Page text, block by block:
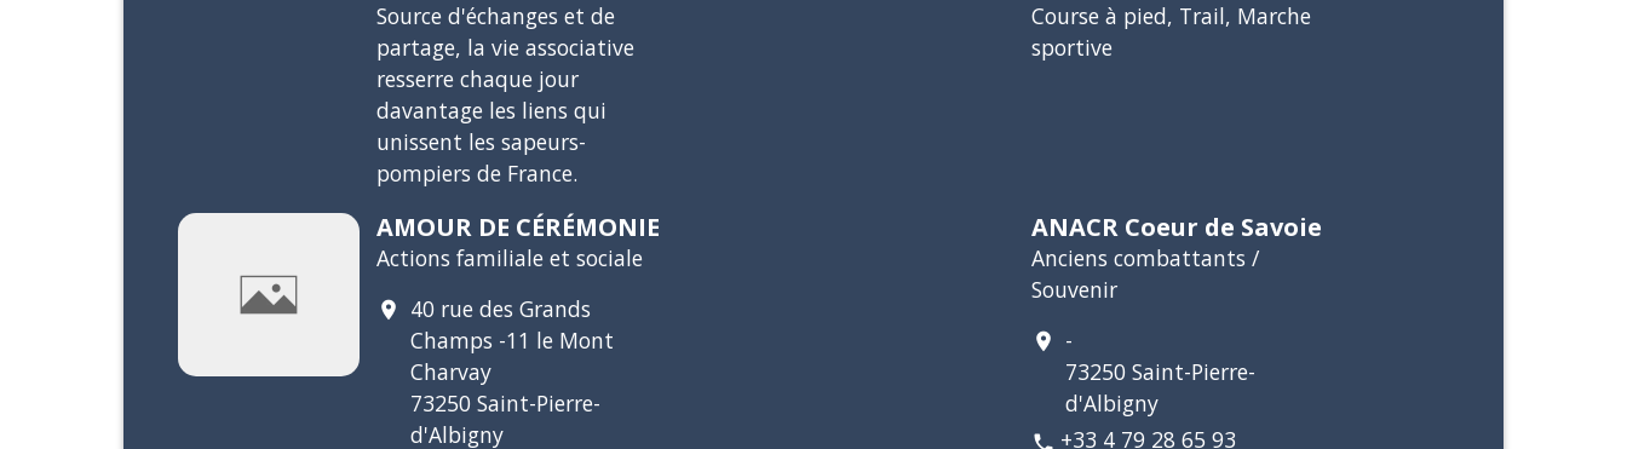
Source d'échanges et de
partage, la vie associative
resserre chaque jour
davantage les liens qui
unissent les sapeurs-
pompiers de France.
Course à pied, Trail, Marche
sportive
AMOUR DE CÉRÉMONIE
Actions familiale et sociale
location_on
40 rue des Grands
Champs -11 le Mont
Charvay
73250 Saint-Pierre-
d'Albigny
ANACR Coeur de Savoie
Anciens combattants /
Souvenir
location_on
-
73250 Saint-Pierre-
d'Albigny
phone +33 4 79 28 65 93